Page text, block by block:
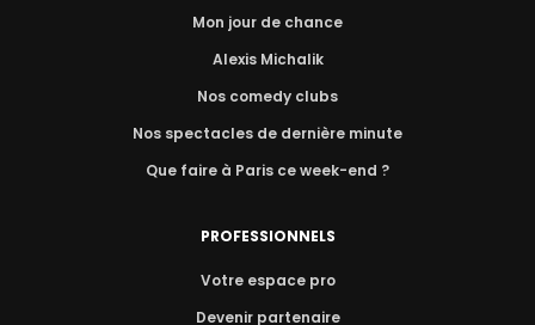
Mon jour de chance
Alexis Michalik
Nos comedy clubs
Nos spectacles de dernière minute
Que faire à Paris ce week-end ?
PROFESSIONNELS
Votre espace pro
Devenir partenaire